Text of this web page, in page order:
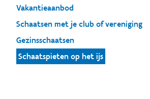
Vakantieaanbod
Schaatsen met je club of vereniging
Gezinsschaatsen
Schaatspieten op het ijs